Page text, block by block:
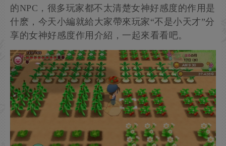
的NPC，很多玩家都不太清楚女神好感度的作用是
什麽，今天小編就給大家帶來玩家“不是小天才”分
享的女神好感度作用介紹，一起來看看吧。